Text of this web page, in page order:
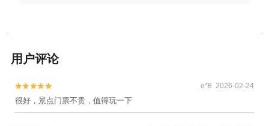
用户评论

 e*8 2026-02-24
很好，景点门票不贵，值得玩一下